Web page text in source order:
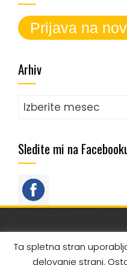
Arhiv
Arhiv
Sledite mi na
SPREMLJAJTE ME
Ta spletna stran
delovanje strani.